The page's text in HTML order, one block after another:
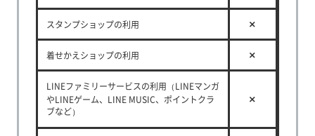
スタンプショップの利用
着せかえショップの利用
LINEファミリーサービスの利用（LINEマンガ
やLINEゲーム、LINE MUSIC、ポイントクラ
ブなど）